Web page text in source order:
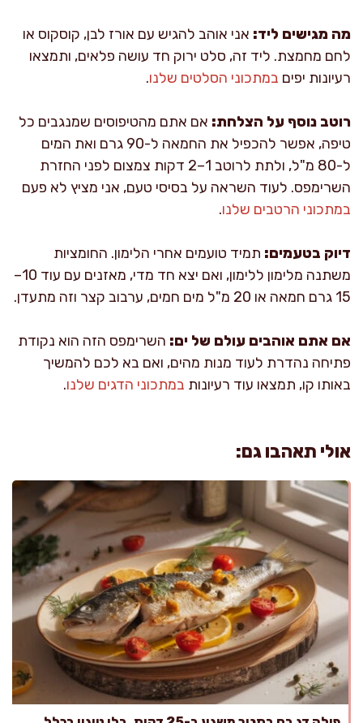
מה מגישים ליד: אני אוהב להגיש עם אורז לבן, קוסקוס או
לחם מחמצת. ליד זה, סלט ירוק חד עושה פלאים, ותמצאו
רעיונות יפים במתכוני הסלטים שלנו.
רוטב נוסף על הצלחת: אם אתם מהטיפוסים שמנגבים כל
טיפה, אפשר להכפיל את החמאה ל-90 גרם ואת המים
ל-80 מ"ל, ולתת לרוטב 1–2 דקות צמצום לפני החזרת
השרימפס. לעוד השראה על בסיסי טעם, אני מציץ לא פעם
במתכוני הרטבים שלנו.
דיוק בטעמים: תמיד טועמים אחרי הלימון. החומציות
משתנה מלימון ללימון, ואם יצא חד מדי, מאזנים עם עוד 10–
15 גרם חמאה או 20 מ"ל מים חמים, ערבוב קצר וזה מתעדן.
אם אתם אוהבים עולם של ים: השרימפס הזה הוא נקודת
פתיחה נהדרת לעוד מנות מהים, ואם בא לכם להמשיך
באותו קו, תמצאו עוד רעיונות במתכוני הדגים שלנו.
אולי תאהבו גם: